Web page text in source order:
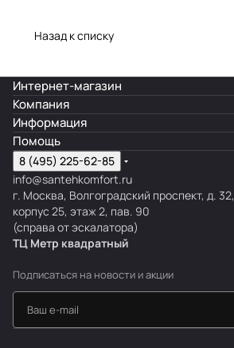
Назад к списку
Интернет-магазин
Компания
Информация
Помощь
8 (495) 225-62-85
info@santehkomfort.ru
г. Москва, Волгоградский проспект, д. 32,
корпус 25, этаж 2, пав. 90
(справа от эскалатора)
ТЦ Метр квадратный
Подписаться на новости и акции